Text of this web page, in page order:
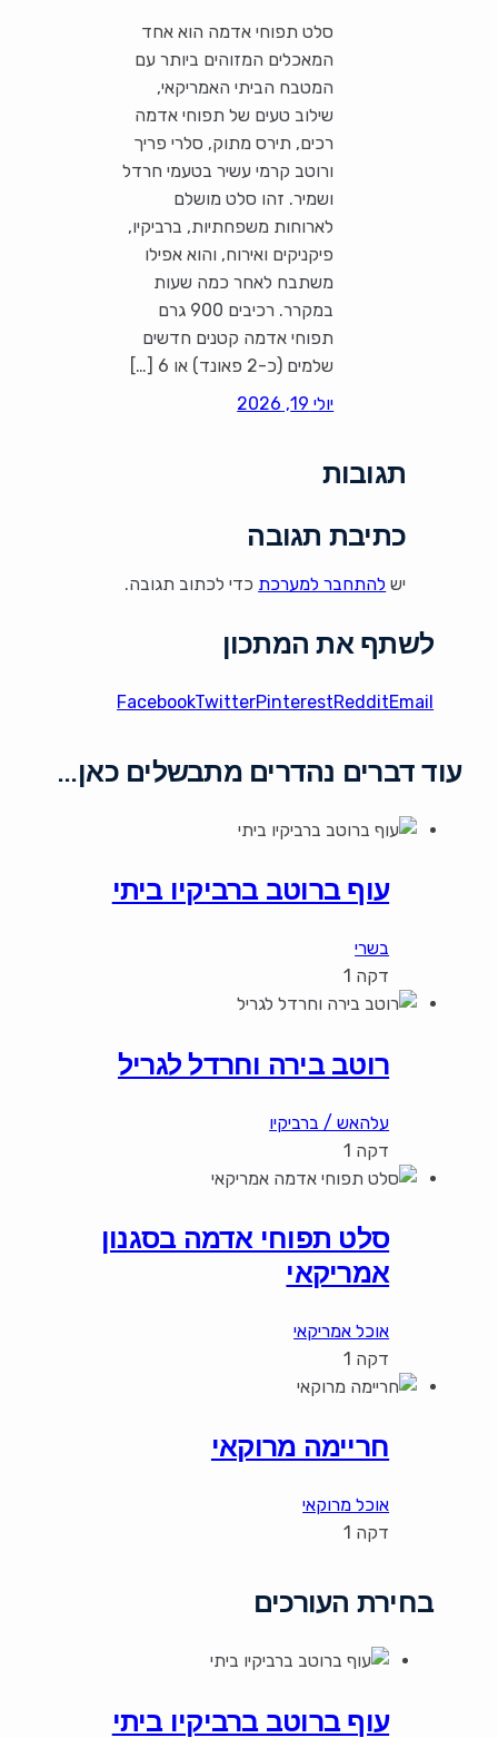
סלט תפוחי אדמה הוא אחד
המאכלים המזוהים ביותר עם
המטבח הביתי האמריקאי,
שילוב טעים של תפוחי אדמה
רכים, תירס מתוק, סלרי פריך
ורוטב קרמי עשיר בטעמי חרדל
ושמיר. זהו סלט מושלם
לארוחות משפחתיות, ברביקיו,
פיקניקים ואירוח, והוא אפילו
משתבח לאחר כמה שעות
במקרר. רכיבים 900 גרם
תפוחי אדמה קטנים חדשים
שלמים (כ-2 פאונד) או 6 […]
יולי 19, 2026
תגובות
כתיבת תגובה
יש להתחבר למערכת כדי לכתוב תגובה.
לשתף את המתכון
FacebookTwitterPinterestRedditEmail
עוד דברים נהדרים מתבשלים כאן…
עוף ברוטב ברביקיו ביתי
בשרי
דקה 1
רוטב בירה וחרדל לגריל
עלהאש / ברביקיו
דקה 1
סלט תפוחי אדמה בסגנון
אמריקאי
אוכל אמריקאי
דקה 1
חריימה מרוקאי
אוכל מרוקאי
דקה 1
בחירת העורכים
עוף ברוטב ברביקיו ביתי